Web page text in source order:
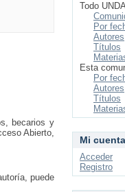
becarios y
Abierto,
puede
Todo
Por
Autores
Títulos
Esta
Por
Autores
Títulos
Mi cuenta
Acceder
Registro